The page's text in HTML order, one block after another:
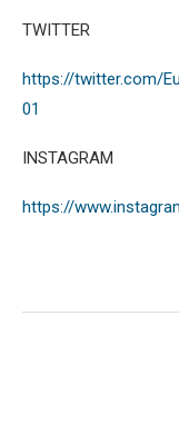
TWITTER
https://twitter.com/
01
INSTAGRAM
https://